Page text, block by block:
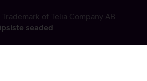
of Telia Company AB
seaded